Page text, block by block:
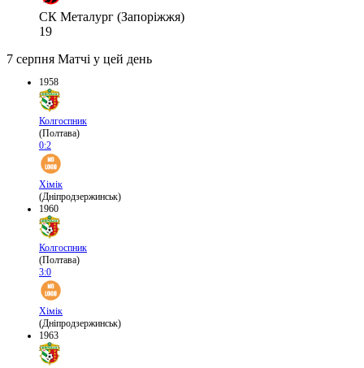
СК Металург (Запоріжжя)
19
7 серпня Матчі у цей день
1958
Колгоспник
(Полтава)
0:2
Хімік
(Дніпродзержинськ)
1960
Колгоспник
(Полтава)
3:0
Хімік
(Дніпродзержинськ)
1963